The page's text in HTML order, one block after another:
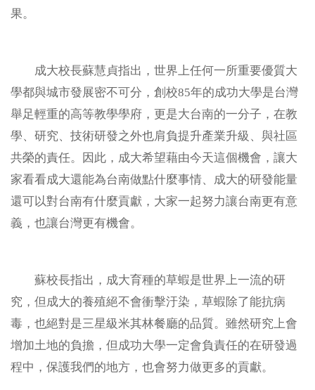
智權服務
常見問題
相關連結
文件下載
2026 BioAsia亞洲生技大展
果。
成大校長蘇慧貞指出，世界上任何一所重要優質大
學都與城市發展密不可分，創校85年的成功大學是台灣
舉足輕重的高等教學學府，更是大台南的一分子，在教
學、研究、技術研發之外也肩負提升產業升級、與社區
共榮的責任。因此，成大希望藉由今天這個機會，讓大
家看看成大還能為台南做點什麼事情、成大的研發能量
還可以對台南有什麼貢獻，大家一起努力讓台南更有意
義，也讓台灣更有機會。
蘇校長指出，成大育種的草蝦是世界上一流的研
究，但成大的養殖絕不會衝擊汙染，草蝦除了能抗病
毒，也絕對是三星級米其林餐廳的品質。雖然研究上會
增加土地的負擔，但成功大學一定會負責任的在研發過
程中，保護我們的地方，也會努力做更多的貢獻。